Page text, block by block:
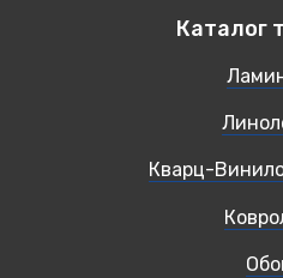
Каталог
Кварц-